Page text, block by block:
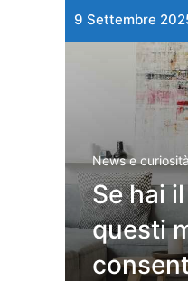
9 Settembre
News e
Se hai
questi